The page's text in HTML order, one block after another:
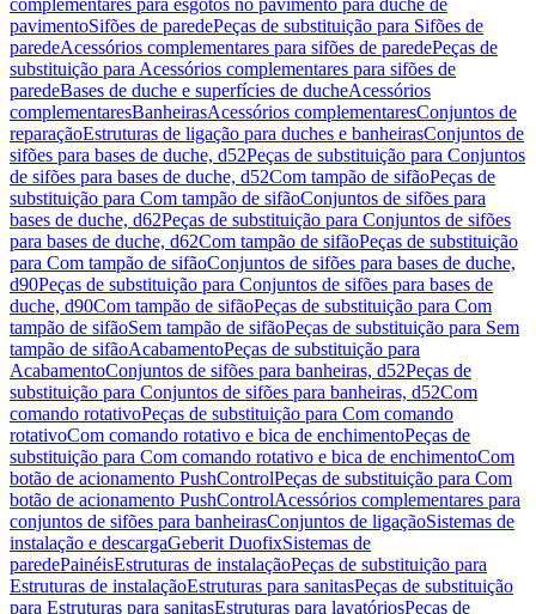
complementares para esgotos no pavimento para duche de
pavimentoSifões de paredePeças de substituição para Sifões de
paredeAcessórios complementares para sifões de paredePeças de
substituição para Acessórios complementares para sifões de
paredeBases de duche e superfícies de ducheAcessórios
complementaresBanheirasAcessórios complementaresConjuntos de
reparaçãoEstruturas de ligação para duches e banheirasConjuntos de
sifões para bases de duche, d52Peças de substituição para Conjuntos
de sifões para bases de duche, d52Com tampão de sifãoPeças de
substituição para Com tampão de sifãoConjuntos de sifões para
bases de duche, d62Peças de substituição para Conjuntos de sifões
para bases de duche, d62Com tampão de sifãoPeças de substituição
para Com tampão de sifãoConjuntos de sifões para bases de duche,
d90Peças de substituição para Conjuntos de sifões para bases de
duche, d90Com tampão de sifãoPeças de substituição para Com
tampão de sifãoSem tampão de sifãoPeças de substituição para Sem
tampão de sifãoAcabamentoPeças de substituição para
AcabamentoConjuntos de sifões para banheiras, d52Peças de
substituição para Conjuntos de sifões para banheiras, d52Com
comando rotativoPeças de substituição para Com comando
rotativoCom comando rotativo e bica de enchimentoPeças de
substituição para Com comando rotativo e bica de enchimentoCom
botão de acionamento PushControlPeças de substituição para Com
botão de acionamento PushControlAcessórios complementares para
conjuntos de sifões para banheirasConjuntos de ligaçãoSistemas de
instalação e descargaGeberit DuofixSistemas de
paredePainéisEstruturas de instalaçãoPeças de substituição para
Estruturas de instalaçãoEstruturas para sanitasPeças de substituição
para Estruturas para sanitasEstruturas para lavatóriosPeças de